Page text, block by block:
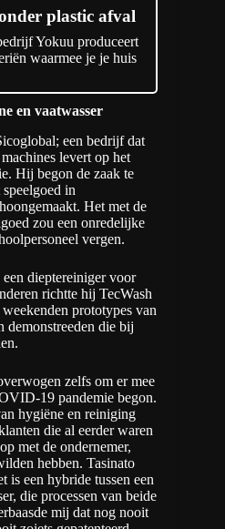
plastic afval
Yokuu produceert
waarmee je je huis
en vaatwasser
een bedrijf dat
levert op het
Hij begon de zaak te
in
Het met de
zou een onredelijke
vergen.
dieptereiniger voor
richtte hij TecWash
prototypes van
demonstreeden die bij
zelfs om er mee
19 pandemie begon.
hygiëne en reiniging
die al eerder waren
met de ondernemer,
hebben. Tasinato
is een hybride tussen een
die processen van beide
mij dat nog nooit